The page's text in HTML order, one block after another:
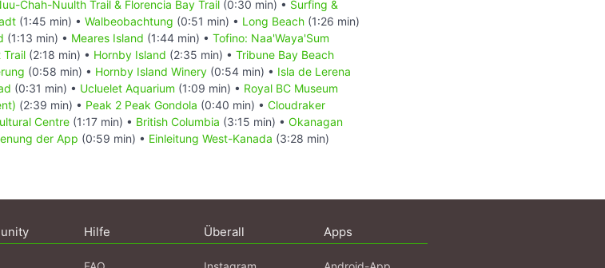
Chah-Nuulth Trail & Florencia Bay Trail (0:30 min) • Surfing &
(1:45 min) • Walbeobachtung (0:51 min) • Long Beach (1:26 min)
(1:13 min) • Meares Island (1:44 min) • Tofino: Naa'Waya'Sum
Trail (2:18 min) • Hornby Island (2:35 min) • Tribune Bay Beach
(0:58 min) • Hornby Island Winery (0:54 min) • Isla de Lerena
(0:31 min) • Ucluelet Aquarium (1:09 min) • Royal BC Museum
(2:39 min) • Peak 2 Peak Gondola (0:40 min) • Cloudraker
Centre (1:17 min) • British Columbia (3:15 min) • Okanagan
der App (0:59 min) • Einleitung West-Kanada (3:28 min)
Hilfe Überall Apps